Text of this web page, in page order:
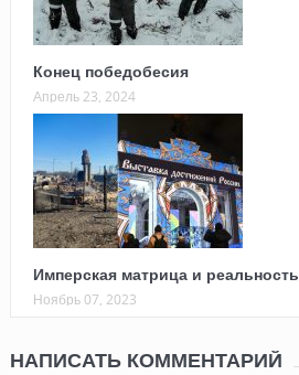
Конец победобесия
Апрель 23, 2024
Имперская матрица и реальность
Ноябрь 07, 2023
НАПИСАТЬ КОММЕНТАРИЙ